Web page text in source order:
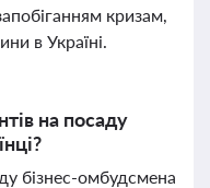
кризам,
в Україні.
на посаду
бізнес-омбудсмена